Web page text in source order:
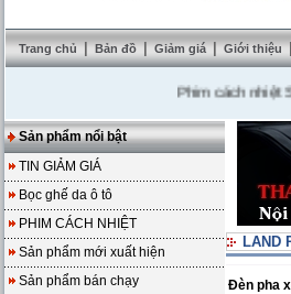
Trang chủ | Bản đồ | Giảm giá | Giới thiệu
Phim cách nhiệt
Sản phẩm nổi bật
TIN GIẢM GIÁ
Bọc ghế da ô tô
PHIM CÁCH NHIỆT
Sản phẩm mới xuất hiện
Sản phẩm bán chạy
LAND
Đèn pha